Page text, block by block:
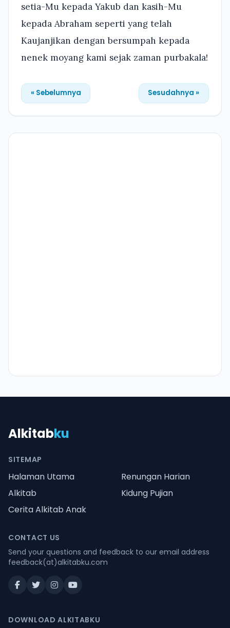
setia-Mu kepada Yakub dan kasih-Mu
kepada Abraham seperti yang telah
Kaujanjikan dengan bersumpah kepada
nenek moyang kami sejak zaman purbakala!
« Sebelumnya Sesudahnya »
Alkitabku
SITEMAP
Halaman Utama
Renungan Harian
Alkitab
Kidung Pujian
Cerita Alkitab Anak
CONTACT US
Send your questions and feedback to our email address
feedback(at)alkitabku.com
DOWNLOAD ALKITABKU